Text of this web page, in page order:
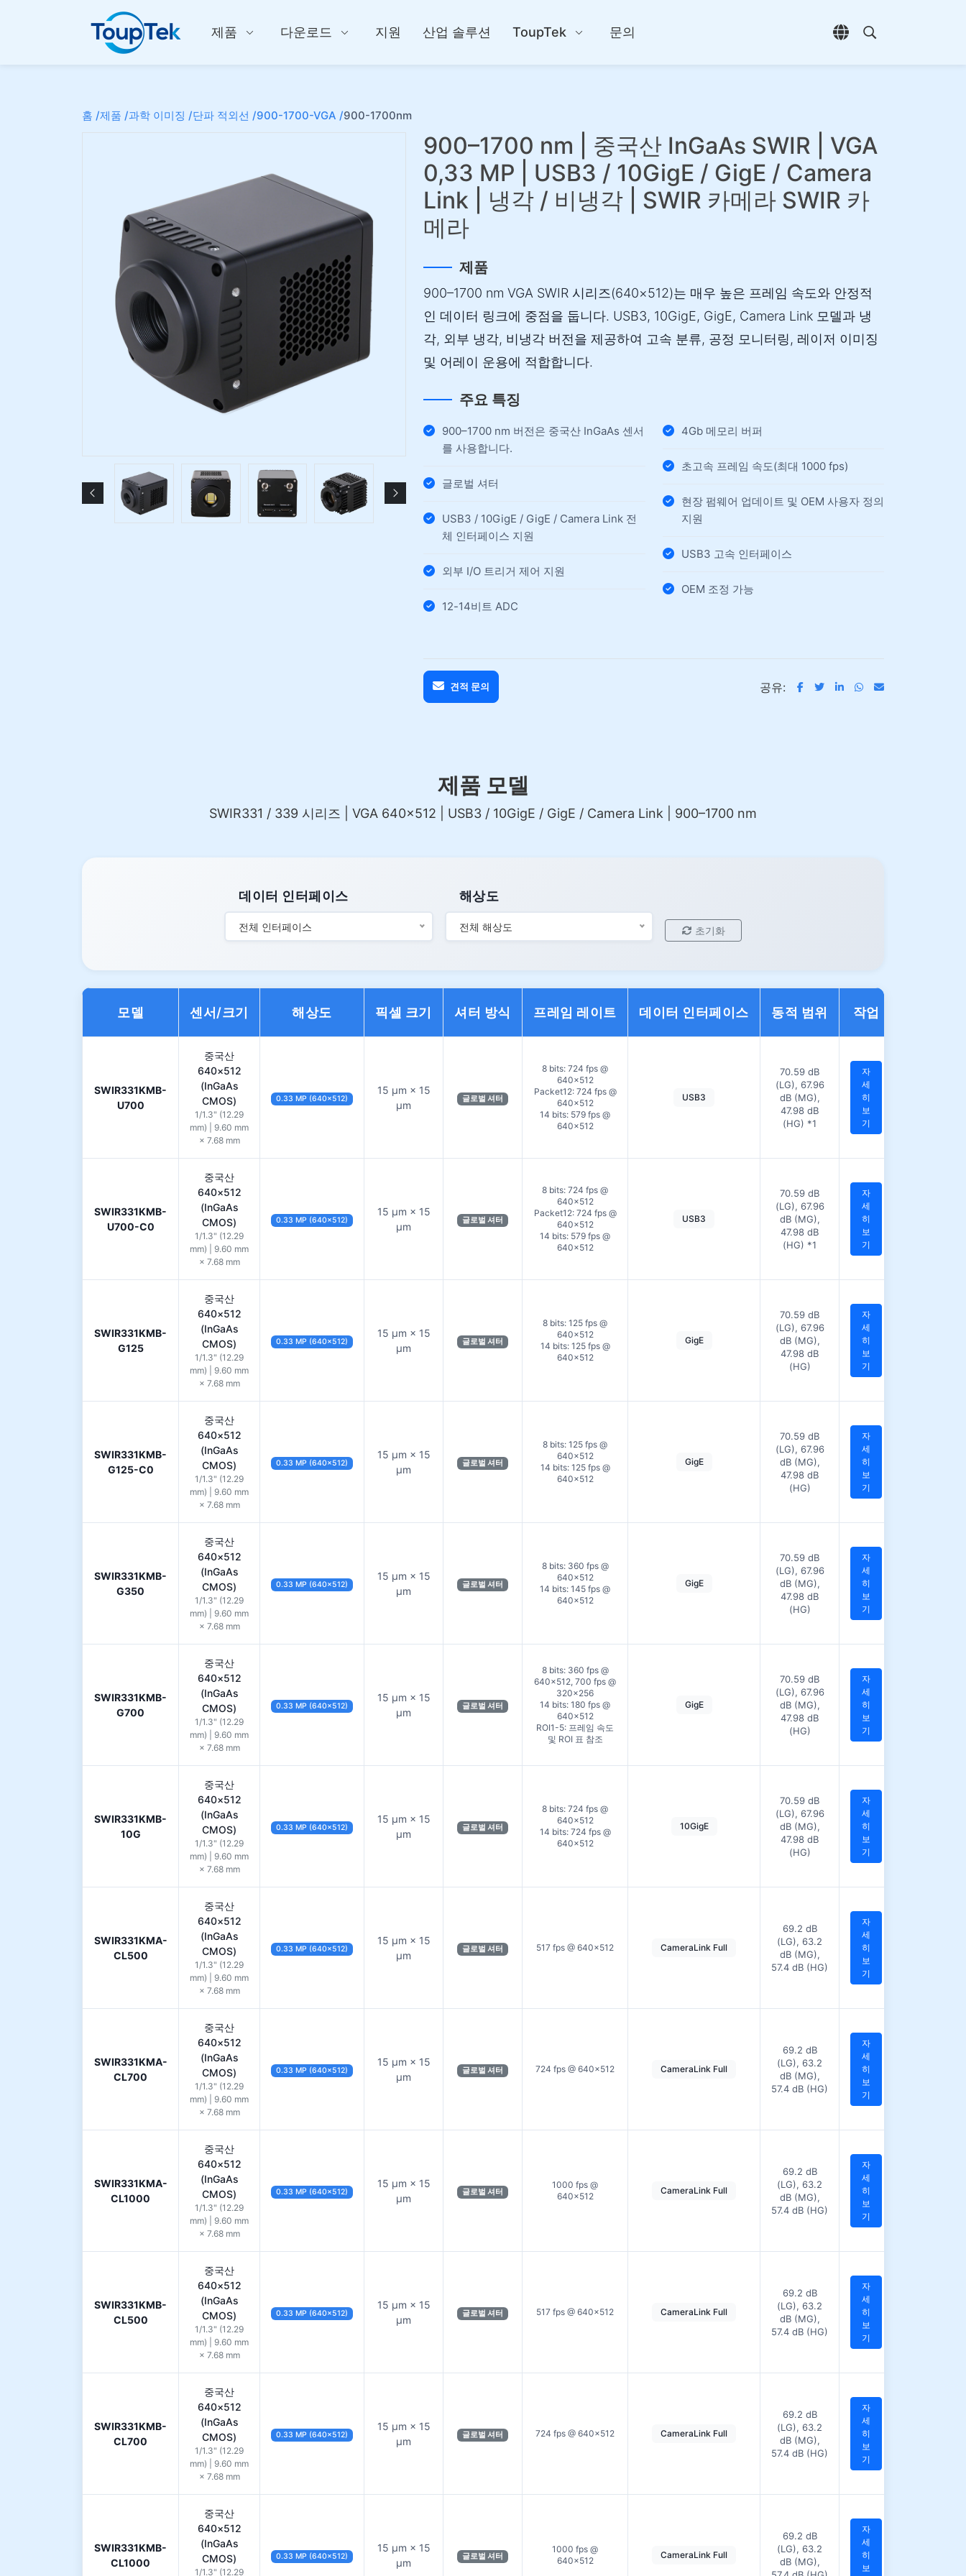
제품 다운로드 지원 산업 솔루션 ToupTek 문의
언어 선택 열기
검색 열기
홈 /제품 /과학 이미징 /단파 적외선 /900-1700-VGA /900-1700nm
900–1700 nm | 중국산 InGaAs SWIR | VGA
0,33 MP | USB3 / 10GigE / GigE / Camera
Link | 냉각 / 비냉각 | SWIR 카메라 SWIR 카
메라
제품
900–1700 nm VGA SWIR 시리즈(640×512)는 매우 높은 프레임 속도와 안정적
인 데이터 링크에 중점을 둡니다. USB3, 10GigE, GigE, Camera Link 모델과 냉
각, 외부 냉각, 비냉각 버전을 제공하여 고속 분류, 공정 모니터링, 레이저 이미징
및 어레이 운용에 적합합니다.
주요 특징
900–1700 nm 버전은 중국산 InGaAs 센서
를 사용합니다.
글로벌 셔터
USB3 / 10GigE / GigE / Camera Link 전
체 인터페이스 지원
외부 I/O 트리거 제어 지원
12-14비트 ADC
4Gb 메모리 버퍼
초고속 프레임 속도(최대 1000 fps)
현장 펌웨어 업데이트 및 OEM 사용자 정의
지원
USB3 고속 인터페이스
OEM 조정 가능
견적 문의 공유:
제품 모델
SWIR331 / 339 시리즈 | VGA 640×512 | USB3 / 10GigE / GigE / Camera Link | 900–1700 nm
데이터 인터페이스
전체 인터페이스
해상도
전체 해상도 초기화
모델 센서/크기 해상도 픽셀 크기 셔터 방식 프레임 레이트 데이터 인터페이스 동적 범위 작업
SWIR331KMB-
U700
중국산
640×512
(InGaAs
CMOS)
1/1.3" (12.29
mm) | 9.60 mm
× 7.68 mm
0.33 MP (640×512)
15 µm × 15
µm
글로벌 셔터
8 bits: 724 fps @
640×512
Packet12: 724 fps @
640×512
14 bits: 579 fps @
640×512
USB3
70.59 dB
(LG), 67.96
dB (MG),
47.98 dB
(HG) *1
자
세
히
보
기
SWIR331KMB-
U700-C0
중국산
640×512
(InGaAs
CMOS)
1/1.3" (12.29
mm) | 9.60 mm
× 7.68 mm
0.33 MP (640×512)
15 µm × 15
µm
글로벌 셔터
8 bits: 724 fps @
640×512
Packet12: 724 fps @
640×512
14 bits: 579 fps @
640×512
USB3
70.59 dB
(LG), 67.96
dB (MG),
47.98 dB
(HG) *1
자
세
히
보
기
SWIR331KMB-
G125
중국산
640×512
(InGaAs
CMOS)
1/1.3" (12.29
mm) | 9.60 mm
× 7.68 mm
0.33 MP (640×512)
15 µm × 15
µm
글로벌 셔터
8 bits: 125 fps @
640×512
14 bits: 125 fps @
640×512
GigE
70.59 dB
(LG), 67.96
dB (MG),
47.98 dB
(HG)
자
세
히
보
기
SWIR331KMB-
G125-C0
중국산
640×512
(InGaAs
CMOS)
1/1.3" (12.29
mm) | 9.60 mm
× 7.68 mm
0.33 MP (640×512)
15 µm × 15
µm
글로벌 셔터
8 bits: 125 fps @
640×512
14 bits: 125 fps @
640×512
GigE
70.59 dB
(LG), 67.96
dB (MG),
47.98 dB
(HG)
자
세
히
보
기
SWIR331KMB-
G350
중국산
640×512
(InGaAs
CMOS)
1/1.3" (12.29
mm) | 9.60 mm
× 7.68 mm
0.33 MP (640×512)
15 µm × 15
µm
글로벌 셔터
8 bits: 360 fps @
640×512
14 bits: 145 fps @
640×512
GigE
70.59 dB
(LG), 67.96
dB (MG),
47.98 dB
(HG)
자
세
히
보
기
SWIR331KMB-
G700
중국산
640×512
(InGaAs
CMOS)
1/1.3" (12.29
mm) | 9.60 mm
× 7.68 mm
0.33 MP (640×512)
15 µm × 15
µm
글로벌 셔터
8 bits: 360 fps @
640×512, 700 fps @
320×256
14 bits: 180 fps @
640×512
ROI1-5: 프레임 속도
및 ROI 표 참조
GigE
70.59 dB
(LG), 67.96
dB (MG),
47.98 dB
(HG)
자
세
히
보
기
SWIR331KMB-
10G
중국산
640×512
(InGaAs
CMOS)
1/1.3" (12.29
mm) | 9.60 mm
× 7.68 mm
0.33 MP (640×512)
15 µm × 15
µm
글로벌 셔터
8 bits: 724 fps @
640×512
14 bits: 724 fps @
640×512
10GigE
70.59 dB
(LG), 67.96
dB (MG),
47.98 dB
(HG)
자
세
히
보
기
SWIR331KMA-
CL500
중국산
640×512
(InGaAs
CMOS)
1/1.3" (12.29
mm) | 9.60 mm
× 7.68 mm
0.33 MP (640×512)
15 µm × 15
µm
글로벌 셔터 517 fps @ 640×512 CameraLink Full
69.2 dB
(LG), 63.2
dB (MG),
57.4 dB (HG)
자
세
히
보
기
SWIR331KMA-
CL700
중국산
640×512
(InGaAs
CMOS)
1/1.3" (12.29
mm) | 9.60 mm
× 7.68 mm
0.33 MP (640×512)
15 µm × 15
µm
글로벌 셔터 724 fps @ 640×512 CameraLink Full
69.2 dB
(LG), 63.2
dB (MG),
57.4 dB (HG)
자
세
히
보
기
SWIR331KMA-
CL1000
중국산
640×512
(InGaAs
CMOS)
1/1.3" (12.29
mm) | 9.60 mm
× 7.68 mm
0.33 MP (640×512)
15 µm × 15
µm
글로벌 셔터
1000 fps @
640×512
CameraLink Full
69.2 dB
(LG), 63.2
dB (MG),
57.4 dB (HG)
자
세
히
보
기
SWIR331KMB-
CL500
중국산
640×512
(InGaAs
CMOS)
1/1.3" (12.29
mm) | 9.60 mm
× 7.68 mm
0.33 MP (640×512)
15 µm × 15
µm
글로벌 셔터 517 fps @ 640×512 CameraLink Full
69.2 dB
(LG), 63.2
dB (MG),
57.4 dB (HG)
자
세
히
보
기
SWIR331KMB-
CL700
중국산
640×512
(InGaAs
CMOS)
1/1.3" (12.29
mm) | 9.60 mm
× 7.68 mm
0.33 MP (640×512)
15 µm × 15
µm
글로벌 셔터 724 fps @ 640×512 CameraLink Full
69.2 dB
(LG), 63.2
dB (MG),
57.4 dB (HG)
자
세
히
보
기
SWIR331KMB-
CL1000
중국산
640×512
(InGaAs
CMOS)
1/1.3" (12.29
0.33 MP (640×512)
15 µm × 15
µm
글로벌 셔터
1000 fps @
640×512
CameraLink Full
69.2 dB
(LG), 63.2
dB (MG),
자
세
히
보